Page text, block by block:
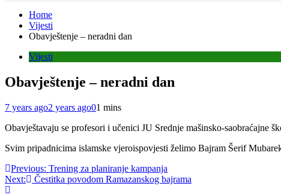
Home
Vijesti
Obavještenje – neradni dan
Vijesti
Obavještenje – neradni dan
7 years ago2 years ago01 mins
Obavještavaju se profesori i učenici JU Srednje mašinsko-saobraćajne
Svim pripadnicima islamske vjeroispovjesti želimo Bajram Šerif
Post
navigation
Previous: Trening za planiranje kampanja
Next:
Čestitka povodom Ramazanskog bajrama